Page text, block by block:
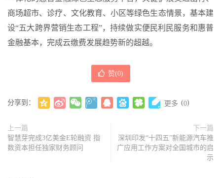
商场超市、诊疗、文化教育、小区等绿色生态情景，基本建
设“五大跨界营销生态工程”，持续做实便民利民服务和惠普
金融基本，完成云缴费发展趋势新的超越。
赞(0)
分享到： 更多 (0)
上一篇
智慧芽完成3亿美金E轮融资 指
数资本担任独家财务顾问
下一篇
深圳印发“十四五”新能源汽车推
广应用工作方案对全国城市的启
示